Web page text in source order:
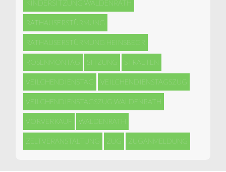
KINDERSITZUNG WALDENRATH
RATHAUSERSTÜRMUNG
RATHAUSERSTÜRMUNG HEINSBEGR
ROSENMONTAG SITZUNG STRAETEN
VEILCHENDIENSTAG VEILCHENDIENSTAGSZUG
VEILCHENDIENSTAGSZUG WALDENRATH
VORVERKAUF WALDENRATH
ZELTVERANSTALTUNG ZUG ZUGANMELDUNG